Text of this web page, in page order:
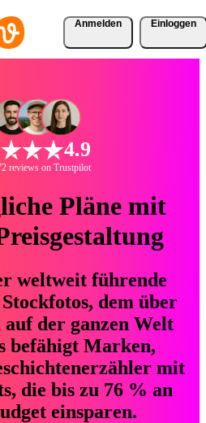
Anmelden Einloggen
4.9
reviews on Trustpilot
Pläne mit
weltweit führende
dem über
auf der ganzen Welt
befähigt Marken,
mit
die bis zu 76 % an
einsparen.